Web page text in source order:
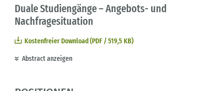
Duale Studiengänge – Angebots- und
Nachfragesituation
Kostenfreier Download (PDF / 519,5 KB)
Abstract anzeigen